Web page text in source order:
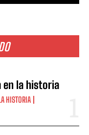
en la historia
HISTORIA